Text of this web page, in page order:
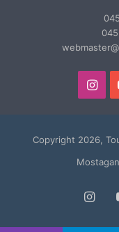
يوتيوبانستقرام
© Copyright 2026,
يوتيوبانستقرام